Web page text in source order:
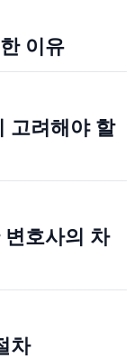
이유
고려해야 할
호사의 차
차